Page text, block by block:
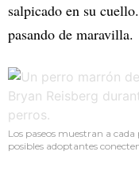
salpicado en su
pasando de maravilla.
Los paseos muestran a
posibles adoptantes